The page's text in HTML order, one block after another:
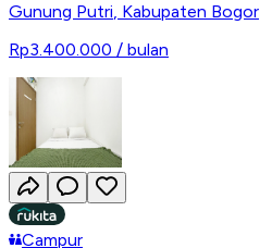
Gunung Putri, Kabupaten Bogor
Rp3.400.000 / bulan
Campur